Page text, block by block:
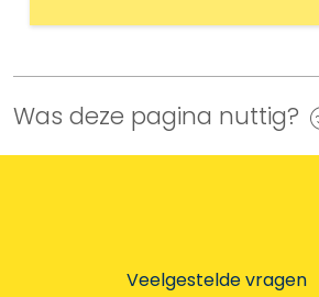
Was deze pagina nuttig?
Veelgestelde vragen